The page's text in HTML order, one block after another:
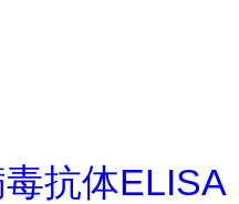
抗体ELISA